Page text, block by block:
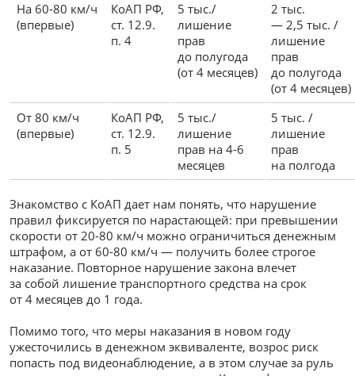
На 60-80 км/ч
(впервые)
КоАП РФ,
ст. 12.9.
п. 4
5 тыс./
лишение
прав
до полугода
(от 4 месяцев)
2 тыс.
— 2,5 тыс. /
лишение
прав
до полугода
(от 4 месяцев)
От 80 км/ч
(впервые)
КоАП РФ,
ст. 12.9.
п. 5
5 тыс./
лишение
прав на 4-6
месяцев
5 тыс. /
лишение
прав
на полгода
Знакомство с КоАП дает нам понять, что нарушение
правил фиксируется по нарастающей: при превышении
скорости от 20-80 км/ч можно ограничиться денежным
штрафом, а от 60-80 км/ч — получить более строгое
наказание. Повторное нарушение закона влечет
за собой лишение транспортного средства на срок
от 4 месяцев до 1 года.
Помимо того, что меры наказания в новом году
ужесточились в денежном эквиваленте, возрос риск
попасть под видеонаблюдение, а в этом случае за руль